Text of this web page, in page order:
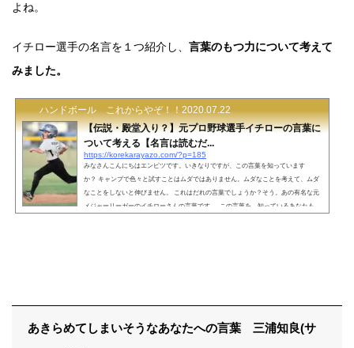
よね。
イチロー選手の名言を１つ紹介し、 言葉のもつ力について考えて
みました。
ハンドボール これからやぞ！！ 2020.07.22
【伝説・殿堂入り？】元プロ野球選手イチローの言葉に
ついて考える【名言は読むだ...
https://korekarayazo.com/?p=185
みなさんこんにちはエンピツです。いきなりですが、この言葉を知っています
か？ キャンプで色々と試すことはムダではありません。ムダなことを考えて、ムダ
なことをしないと伸びません。 これはだれの言葉でしょうか？そう。あの有名な元
メジャーリーガーのイチローさんの言葉です。 この言葉を、知っているあなたも、
あきらめてしまいそうなあなたへの言葉 三浦知良(サ